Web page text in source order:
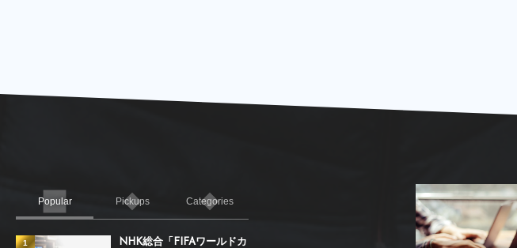
Popular Pickups Categories
NHK総合「FIFAワールドカ
1